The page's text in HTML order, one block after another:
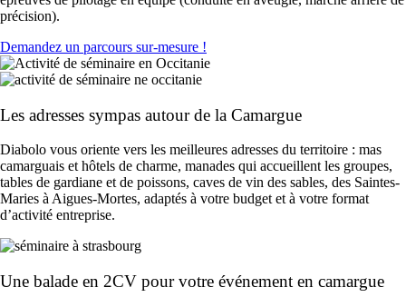
précision).
Demandez un parcours sur-mesure !
Les adresses sympas autour de la Camargue
Diabolo vous oriente vers les meilleures adresses du territoire : mas
camarguais et hôtels de charme, manades qui accueillent les groupes,
tables de gardiane et de poissons, caves de vin des sables, des Saintes-
Maries à Aigues-Mortes, adaptés à votre budget et à votre format
d’activité entreprise.
Une balade en 2CV pour votre événement en camargue